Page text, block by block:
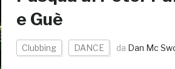
e Guè
Clubbing DANCE da Dan Mc